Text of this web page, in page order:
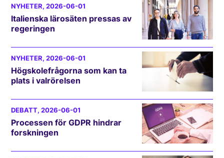
NYHETER, 2026-06-01
Italienska lärosäten pressas av
regeringen
NYHETER, 2026-06-01
Högskolefrågorna som kan ta
plats i valrörelsen
DEBATT, 2026-06-01
Processen för GDPR hindrar
forskningen